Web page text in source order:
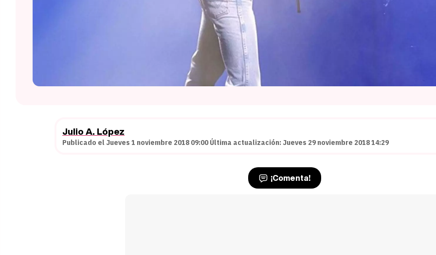
Julio A. López
Publicado el Jueves 1 noviembre 2018 09:00 Última actualización: Jueves 29 noviembre 2018 14:29
¡Comenta!